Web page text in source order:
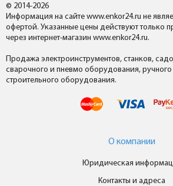
© 2014-2026
Информация на сайте www.enkor24.ru не
офертой. Указанные цены действуют только
через интернет-магазин www.enkor24.ru.
Продажа электроинструментов, станков,
сварочного и пневмо оборудования, ручного
строительного оборудования.
О компании
Юридическая
Контакты и адреса